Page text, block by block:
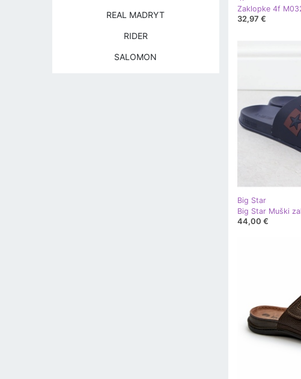
32,97 €
Big Star
44,00 €
REAL MADRYT
RIDER
SALOMON